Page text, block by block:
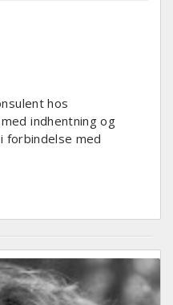
hos
indhentning og
forbindelse med